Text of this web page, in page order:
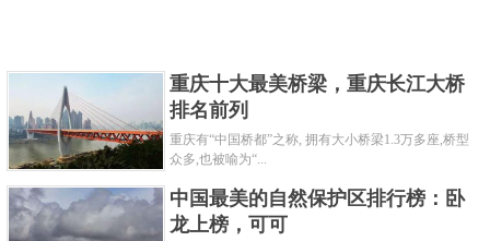
在获得全球百大美胸的榜首之后，她的事业也越来越
顺利，不仅迈入了模特道路，并且凭借着自己的F号大
胸和性感的身材，在各大报纸上承包了至少三个版面
重庆十大最美桥梁，重庆长江大桥
排名前列
重庆有“中国桥都”之称, 拥有大小桥梁1.3万多座,桥型
众多,也被喻为“...
中国最美的自然保护区排行榜：卧
龙上榜，可可